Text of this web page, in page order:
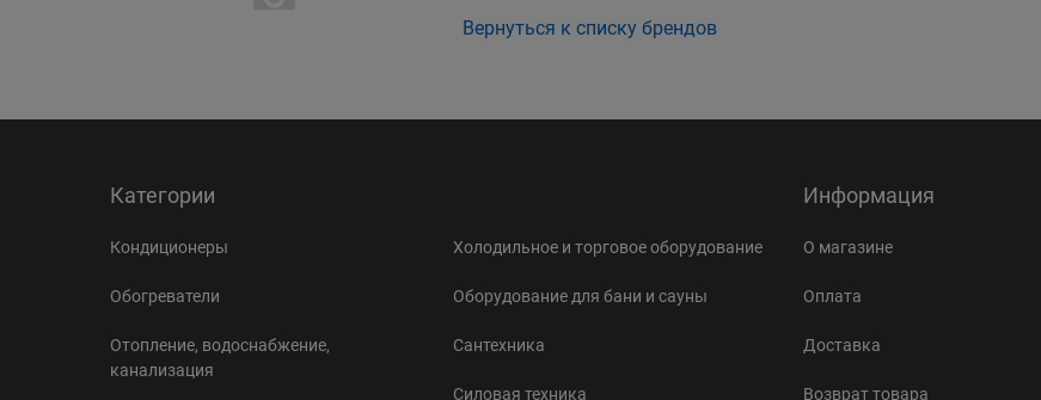
Вернуться к списку брендов
Категории
Кондиционеры
Обогреватели
Отопление, водоснабжение,
канализация
Холодильное и торговое оборудование
Оборудование для бани и сауны
Сантехника
Силовая техника
Информация
О магазине
Оплата
Доставка
Возврат товара